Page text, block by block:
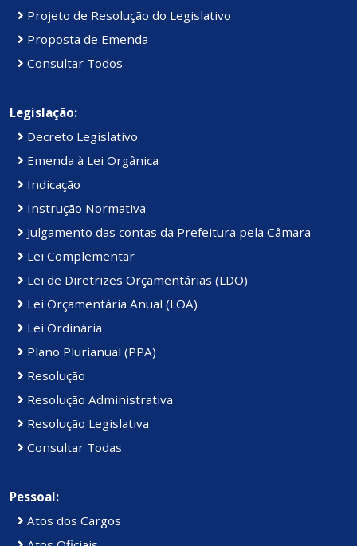
Projeto de Resolução do Legislativo
Proposta de Emenda
Consultar Todos
Legislação:
Decreto Legislativo
Emenda à Lei Orgânica
Indicação
Instrução Normativa
Julgamento das contas da Prefeitura pela Câmara
Lei Complementar
Lei de Diretrizes Orçamentárias (LDO)
Lei Orçamentária Anual (LOA)
Lei Ordinária
Plano Plurianual (PPA)
Resolução
Resolução Administrativa
Resolução Legislativa
Consultar Todas
Pessoal:
Atos dos Cargos